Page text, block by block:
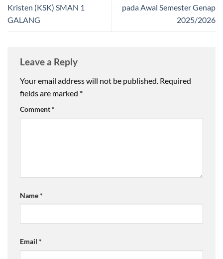
Kristen (KSK) SMAN 1
GALANG
pada Awal Semester Genap
2025/2026
Leave a Reply
Your email address will not be published. Required
fields are marked *
Comment*
Name*
Email *